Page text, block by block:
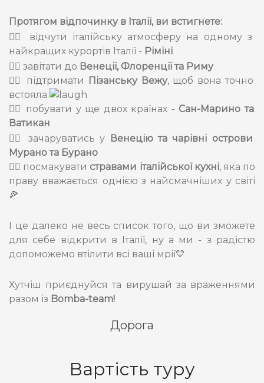
Протягом відпочинку в Італії, ви встигнете:
👉🏻 відчути італійську атмосферу на одному з
найкращих курортів Італії - Ріміні
👉🏻 завітати до Венеції, Флоренції та Риму
👉🏻 підтримати Пізанську Вежу, щоб вона точно
встояла
👉🏻 побувати у ще двох країнах - Сан-Марино та
Ватикан
👉🏻 зачаруватись у Венецію та чарівні острови
Мурано та Бурано
👉🏻 посмакувати стравами італійської кухні, яка по
праву вважається однією з найсмачніших у світі
🍕
І це далеко не весь список того, що ви зможете
для себе відкрити в Італії, ну а ми - з радістю
допоможемо втілити всі ваші мрії💛
Хутчіш приєднуйся та вирушай за враженнями
разом із Bomba-team!
Дорога
Вартість туру